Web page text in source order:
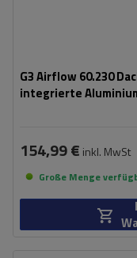
G3 Airflow 60.230
integrierte
154,99 € inkl. MwSt
Große Menge